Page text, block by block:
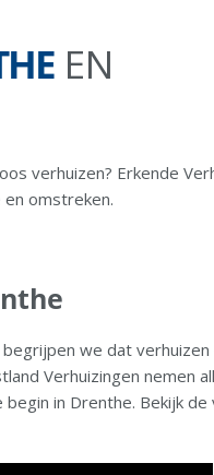
EN
verhuizen? Erkende
omstreken.
we dat
Verhuizingen nemen
in Drenthe. Bekijk